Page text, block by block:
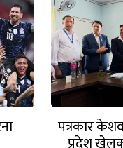
पत्रकार